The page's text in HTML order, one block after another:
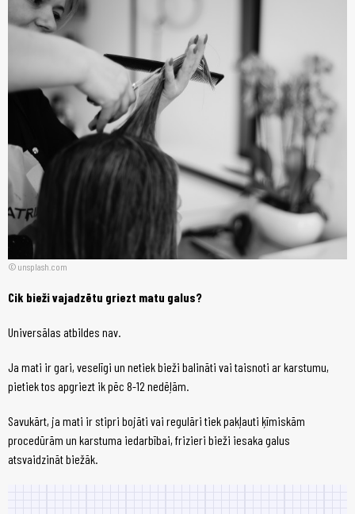
unsplash.com
Cik bieži vajadzētu griezt matu galus?
Universālas atbildes nav.
Ja mati ir gari, veselīgi un netiek bieži balināti vai taisnoti ar karstumu,
pietiek tos apgriezt ik pēc 8-12 nedēļām.
Savukārt, ja mati ir stipri bojāti vai regulāri tiek pakļauti ķīmiskām
procedūrām un karstuma iedarbībai, frizieri bieži iesaka galus
atsvaidzināt biežāk.